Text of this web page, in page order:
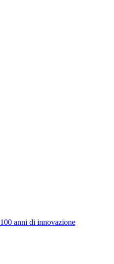
100 anni di innovazione